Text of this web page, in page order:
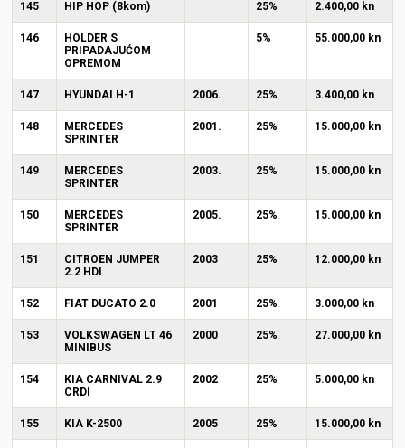
145 HIP HOP (8kom) 25% 2.400,00 kn
146
HOLDER S
PRIPADAJUĆOM
OPREMOM
5% 55.000,00 kn
147 HYUNDAI H-1 2006. 25% 3.400,00 kn
148
MERCEDES
SPRINTER
2001. 25% 15.000,00 kn
149
MERCEDES
SPRINTER
2003. 25% 15.000,00 kn
150
MERCEDES
SPRINTER
2005. 25% 15.000,00 kn
151
CITROEN JUMPER
2.2 HDI
2003 25% 12.000,00 kn
152 FIAT DUCATO 2.0 2001 25% 3.000,00 kn
153
VOLKSWAGEN LT 46
MINIBUS
2000 25% 27.000,00 kn
154
KIA CARNIVAL 2.9
CRDI
2002 25% 5.000,00 kn
155 KIA K-2500 2005 25% 15.000,00 kn